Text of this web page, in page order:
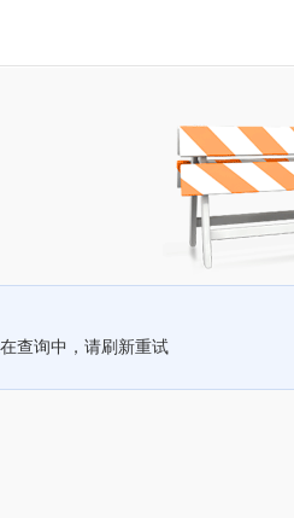
查询中，请刷新重试